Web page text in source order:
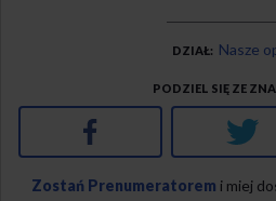
DZIAŁ Nasze
PODZIEL SIĘ ZE
Facebook
Zostań Prenumeratorem i miej